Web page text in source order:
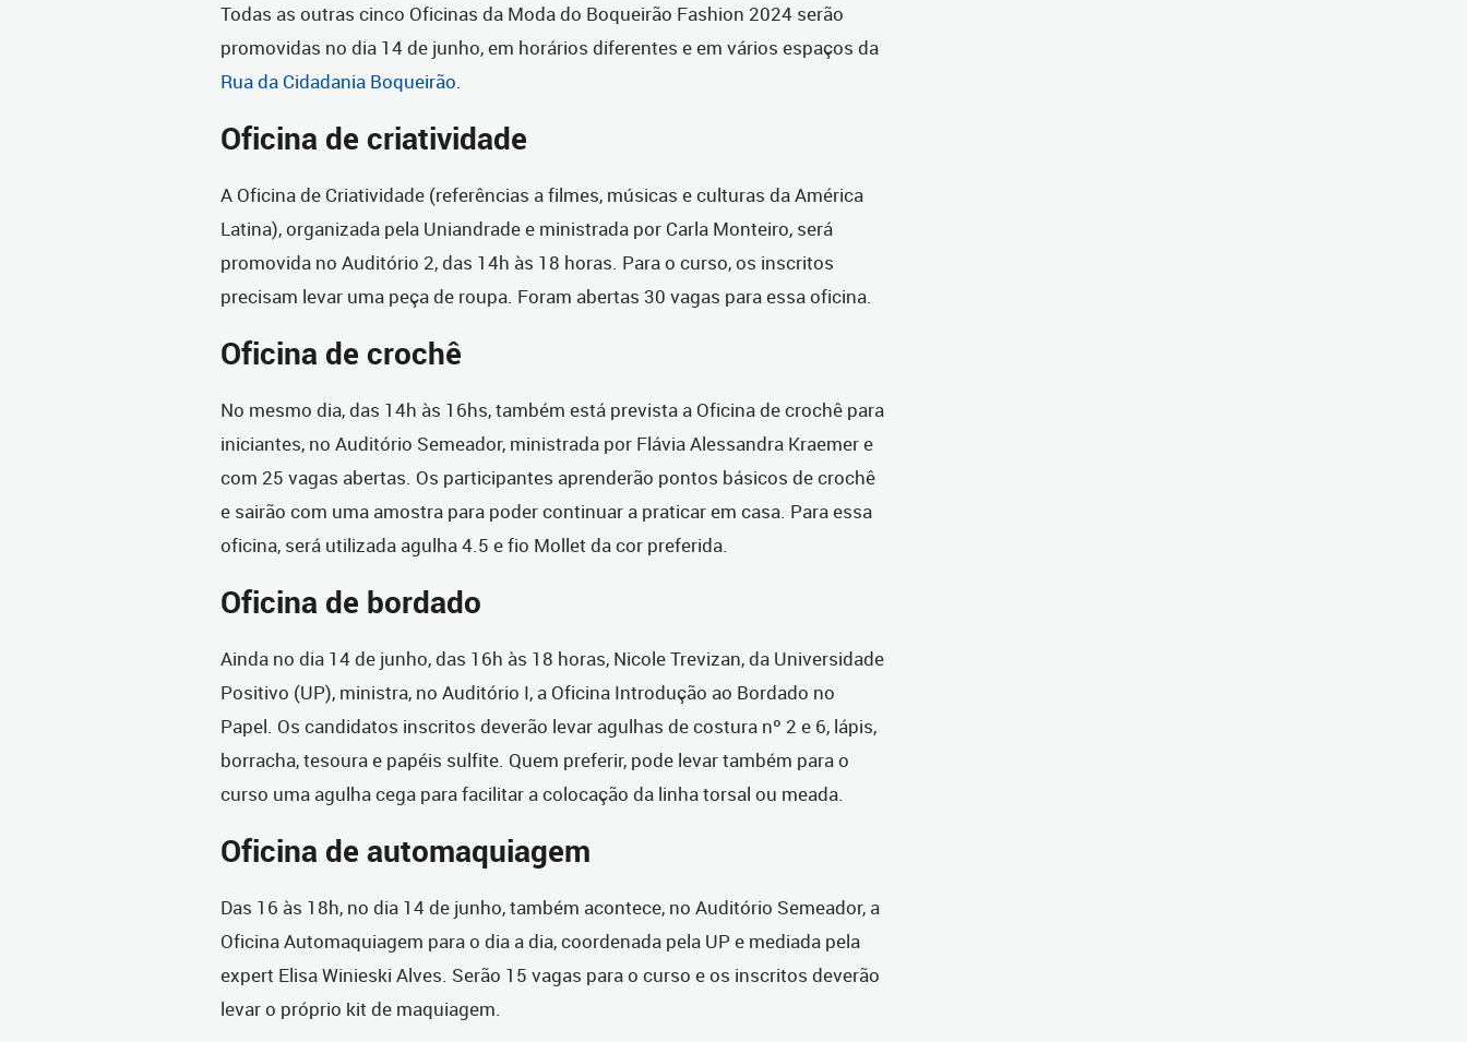
Todas as outras cinco Oficinas da Moda do Boqueirão Fashion 2024 serão
promovidas no dia 14 de junho, em horários diferentes e em vários espaços da
Rua da Cidadania Boqueirão.
Oficina de criatividade
A Oficina de Criatividade (referências a filmes, músicas e culturas da América
Latina), organizada pela Uniandrade e ministrada por Carla Monteiro, será
promovida no Auditório 2, das 14h às 18 horas. Para o curso, os inscritos
precisam levar uma peça de roupa. Foram abertas 30 vagas para essa oficina.
Oficina de crochê
No mesmo dia, das 14h às 16hs, também está prevista a Oficina de crochê para
iniciantes, no Auditório Semeador, ministrada por Flávia Alessandra Kraemer e
com 25 vagas abertas. Os participantes aprenderão pontos básicos de crochê
e sairão com uma amostra para poder continuar a praticar em casa. Para essa
oficina, será utilizada agulha 4.5 e fio Mollet da cor preferida.
Oficina de bordado
Ainda no dia 14 de junho, das 16h às 18 horas, Nicole Trevizan, da Universidade
Positivo (UP), ministra, no Auditório I, a Oficina Introdução ao Bordado no
Papel. Os candidatos inscritos deverão levar agulhas de costura nº 2 e 6, lápis,
borracha, tesoura e papéis sulfite. Quem preferir, pode levar também para o
curso uma agulha cega para facilitar a colocação da linha torsal ou meada.
Oficina de automaquiagem
Das 16 às 18h, no dia 14 de junho, também acontece, no Auditório Semeador, a
Oficina Automaquiagem para o dia a dia, coordenada pela UP e mediada pela
expert Elisa Winieski Alves. Serão 15 vagas para o curso e os inscritos deverão
levar o próprio kit de maquiagem.